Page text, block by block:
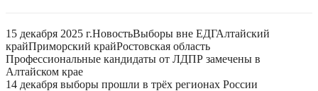
15 декабря 2025 г.НовостьВыборы вне ЕДГАлтайский
крайПриморский крайРостовская область
Профессиональные кандидаты от ЛДПР замечены в
Алтайском крае
14 декабря выборы прошли в трёх регионах России